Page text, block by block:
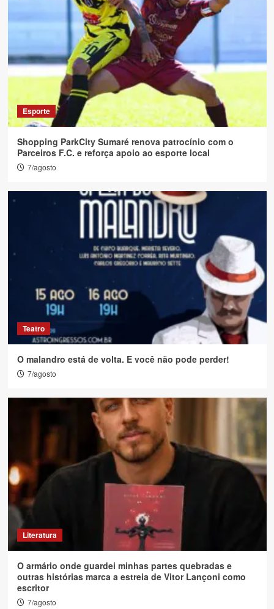
5
Colunistas
Direito do Consumidor: O mercado da
autoestima e os limites do Direito na
estética
6
Colunistas
Boas políticas públicas também
aprendemPor Régis Nishimoto*
Esporte
Shopping ParkCity Sumaré renova patrocínio com o
Parceiros F.C. e reforça apoio ao esporte local
7/agosto
Teatro
O malandro está de volta. E você não pode perder!
7/agosto
Literatura
O armário onde guardei minhas partes quebradas e
outras histórias marca a estreia de Vitor Lançoni como
escritor
7/agosto